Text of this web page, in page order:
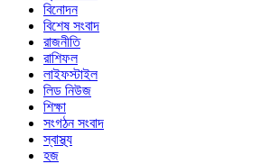
বিনোদন
বিশেষ সংবাদ
রাজনীতি
রাশিফল
লাইফস্টাইল
লিড নিউজ
শিক্ষা
সংগঠন সংবাদ
স্বাস্থ্য
হজ